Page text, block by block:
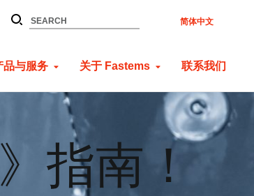
简体中文
品与服务 关于 Fastems 联系我们
指南！